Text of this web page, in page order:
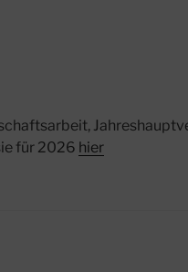
für 2026 hier